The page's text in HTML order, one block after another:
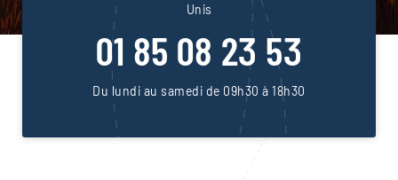
Unis
01 85 08 23 53
Du lundi au samedi de 09h30 à 18h30